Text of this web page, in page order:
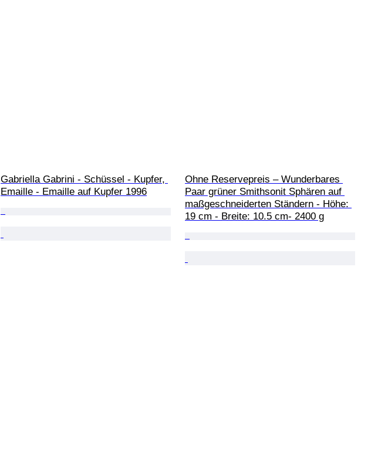
Gabriella Gabrini - Schüssel - Kupfer,
Emaille - Emaille auf Kupfer 1996
Ohne Reservepreis – Wunderbares
Paar grüner Smithsonit Sphären auf
maßgeschneiderten Ständern - Höhe:
19 cm - Breite: 10.5 cm- 2400 g